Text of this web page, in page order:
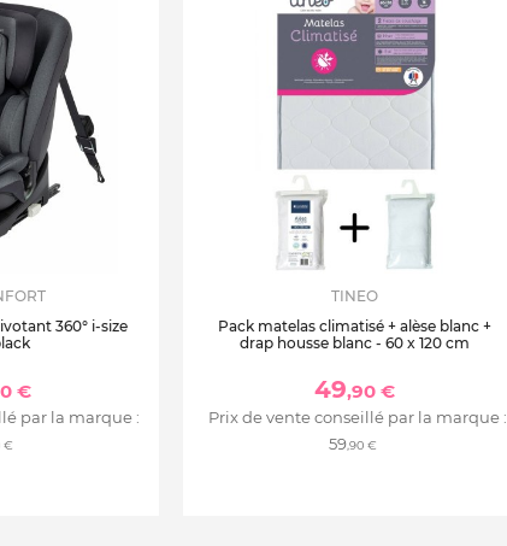
360° i-size
€
par la marque :
€
TINEO
Pack matelas climatisé + alèse blanc +
drap housse blanc - 60 x 120 cm
49,90 €
Prix de vente conseillé par la marque :
59,90 €